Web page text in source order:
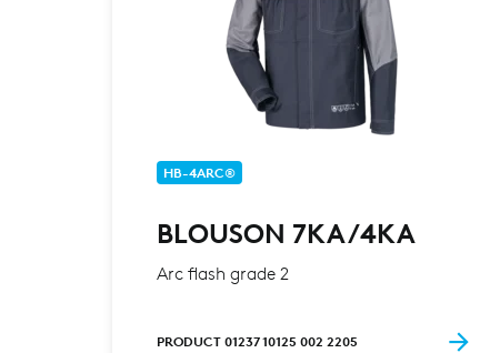
HB-4ARC®
BLOUSON 7KA/4KA
Arc flash grade 2
PRODUCT 01237 10125 002 2205